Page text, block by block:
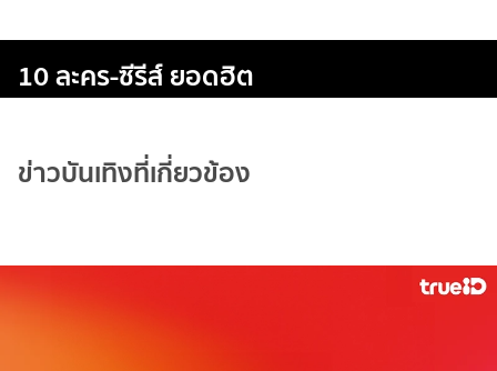
10 ละคร-ซีรีส์ ยอดฮิต
ข่าวบันเทิงที่เกี่ยวข้อง